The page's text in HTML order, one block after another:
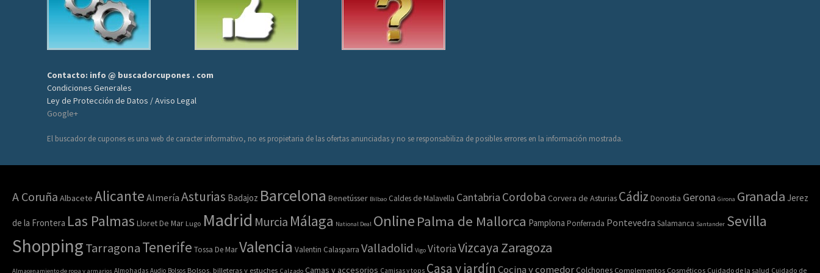
Contacto: info @ buscadorcupones . com
Condiciones Generales
Ley de Protección de Datos / Aviso Legal
Google+
El buscador de cupones es una web de caracter informativo, no es propietaria de las ofertas anunciadas y no se responsabiliza de posibles errores en la información mostrada.
A Coruña Albacete Alicante Almería Asturias Badajoz Barcelona Benetússer Bilbao Caldes de Malavella Cantabria Cordoba Corvera de Asturias Cádiz Donostia Gerona Girona Granada Jerez
de la Frontera Las Palmas Lloret De Mar Lugo Madrid Murcia Málaga National Deal Online Palma de Mallorca Pamplona Ponferrada Pontevedra Salamanca Santander Sevilla
ShoppingTarragonaTenerife Tossa De MarValencia Valentin Calasparra Valladolid Vigo VitoriaVizcaya Zaragoza
Almacenamiento de ropa y armarios Almohadas Audio Bolsos Bolsos, billeteras y estuches Calzado Camas y accesorios Camisas y tops Casa y jardín Cocina y comedor Colchones Complementos Cosméticos Cuidado de la salud Cuidado de